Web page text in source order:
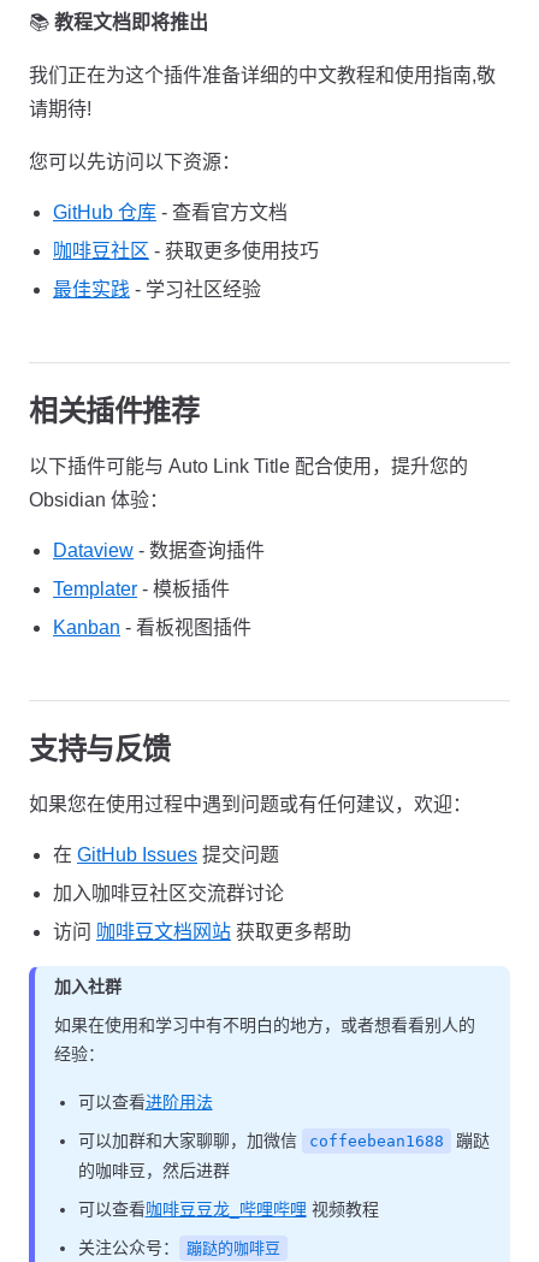
📚 教程文档即将推出
我们正在为这个插件准备详细的中文教程和使用指南,敬
请期待!
您可以先访问以下资源：
GitHub 仓库 - 查看官方文档
咖啡豆社区 - 获取更多使用技巧
最佳实践 - 学习社区经验
相关插件推荐
以下插件可能与 Auto Link Title 配合使用，提升您的
Obsidian 体验：
Dataview - 数据查询插件
Templater - 模板插件
Kanban - 看板视图插件
支持与反馈
如果您在使用过程中遇到问题或有任何建议，欢迎：
在 GitHub Issues 提交问题
加入咖啡豆社区交流群讨论
访问 咖啡豆文档网站 获取更多帮助
加入社群
如果在使用和学习中有不明白的地方，或者想看看别人的
经验：
可以查看进阶用法
可以加群和大家聊聊，加微信
coffeebean1688
蹦跶
的咖啡豆，然后进群
可以查看咖啡豆豆龙_哔哩哔哩 视频教程
关注公众号：
蹦跶的咖啡豆